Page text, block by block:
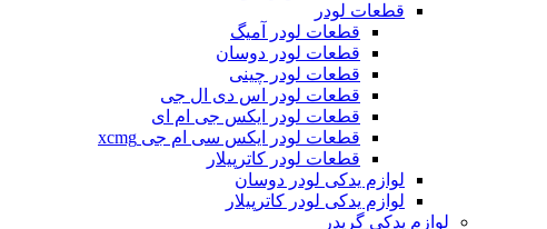
قطعات لودر
قطعات لودر آمیگ
قطعات لودر دوسان
قطعات لودر چینی
قطعات لودر اس دی ال جی
قطعات لودر ایکس جی ام ای
قطعات لودر ایکس سی ام جی xcmg
قطعات لودر کاترپیلار
لوازم یدکی لودر دوسان
لوازم یدکی لودر کاترپیلار
لوازم یدکی گریدر